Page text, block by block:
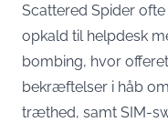
Scattered Spider
opkald til helpdesk
bombing, hvor
bekræftelser i håb
træthed, samt SIM-